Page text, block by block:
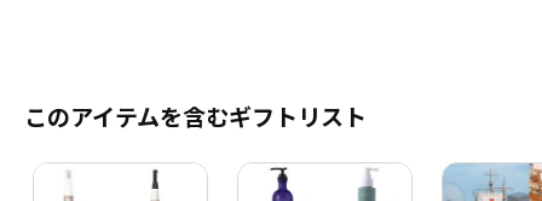
このアイテムを含むギフトリスト